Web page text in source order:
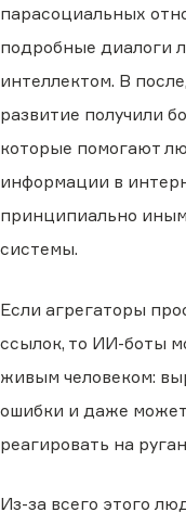
парасоциальных
подробные диалоги
интеллектом. В
развитие получили
которые помогают
информации в
принципиально
системы.
Если агрегаторы
ссылок, то ИИ-боты
живым человеком:
ошибки и даже
реагировать на
Из-за всего этого